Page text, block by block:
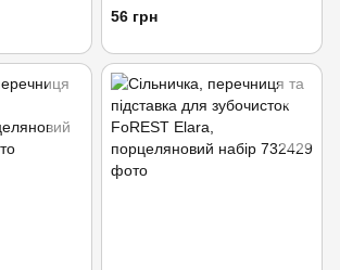
56 грн